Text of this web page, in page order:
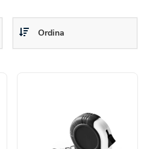
Toggle
navigation
Ordina